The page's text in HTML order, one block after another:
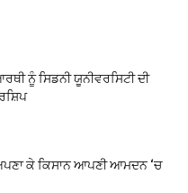
ਨੂੰ ਸਿਡਨੀ ਯੂਨੀਵਰਸਿਟੀ ਦੀ
ਕੇ ਕਿਸਾਨ ਆਪਣੀ ਆਮਦਨ ‘ਚ